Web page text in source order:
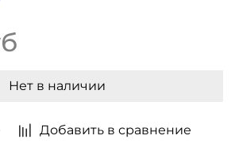
Добавить в сравнение
Нет в наличии